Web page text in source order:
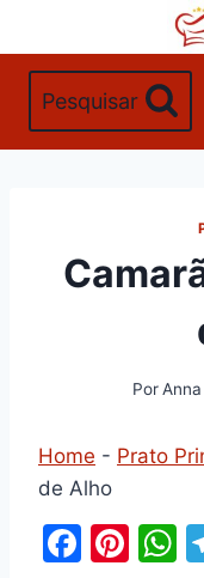
Conteúdo
Pesquisar
Por
Home - Prato
de Alho
F
Pi